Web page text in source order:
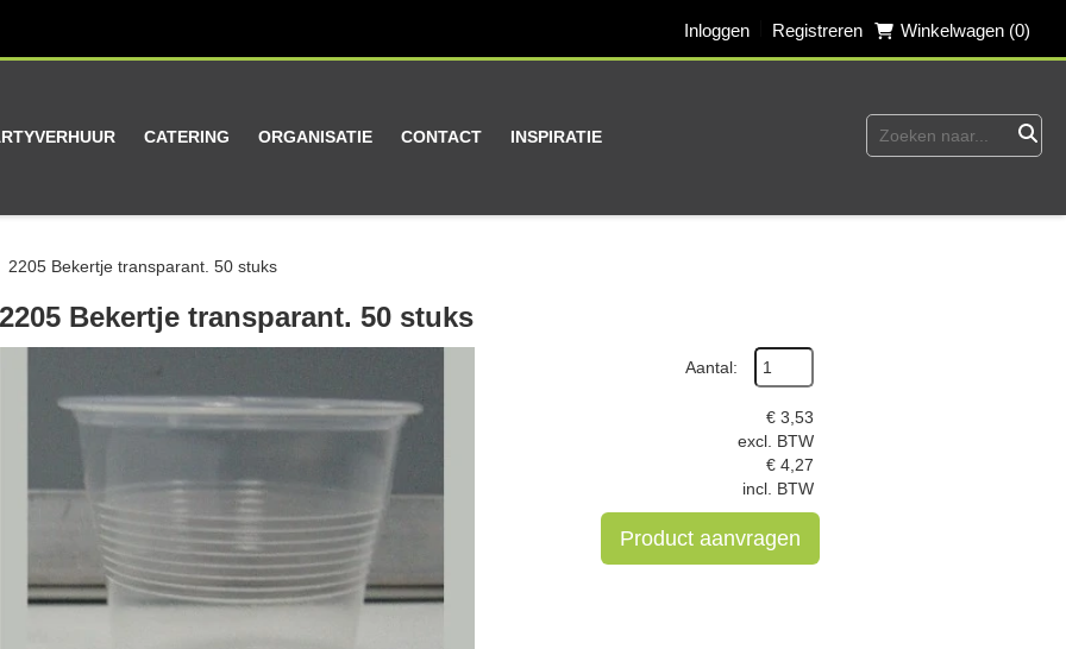
Inloggen Registreren Winkelwagen (0)
CATERING ORGANISATIE CONTACT INSPIRATIE
2205 Bekertje transparant. 50 stuks
2205 Bekertje transparant. 50 stuks
Aantal:
€ 3,53
excl. BTW
€ 4,27
incl. BTW
Product aanvragen